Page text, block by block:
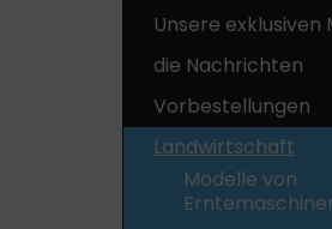
Unsere exklusiven
die Nachrichten
Vorbestellungen
Landwirtschaft
Modelle von